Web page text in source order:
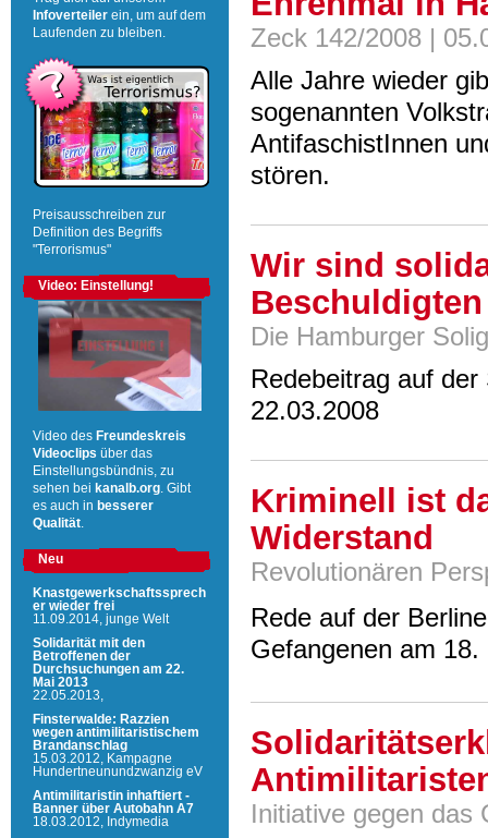
Zeck 142/2008 |
Alle Jahre wieder
sogenannten
AntifaschistInnen
stören.
Wir sind
Beschuldigten
Die Hamburger
Redebeitrag auf
22.03.2008
Kriminell ist
Widerstand
Revolutionären
Rede auf der
Gefangenen am 18.
Initiative gegen das
Infoverteiler ein, um auf dem
Laufenden zu bleiben.
Preisausschreiben zur
Definition des Begriffs
"Terrorismus"
Video: Einstellung!
Video des Freundeskreis
Videoclips über das
Einstellungsbündnis, zu
sehen bei kanalb.org . Gibt
es auch in besserer
Qualität
Neu
Knastgewerkschaftssprech
er wieder frei
11.09.2014, junge Welt
Solidarität mit den
Betroffenen der
Durchsuchungen am 22.
Mai 2013
22.05.2013,
Finsterwalde: Razzien
wegen antimilitaristischem
Brandanschlag
15.03.2012,
Kampagne
Hundertneunundzwanzig eV
Antimilitaristin inhaftiert -
Banner über Autobahn A7
18.03.2012,
Indymedia